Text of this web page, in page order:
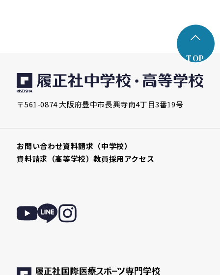
TOP
〒561-0874 大阪府豊中市長興寺南4丁目3番19号
お問い合わせ資料請求（中学校）
資料請求（高等学校）教員採用アクセス